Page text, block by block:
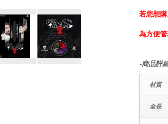
若您想
為方便
-商品詳
材質
全長